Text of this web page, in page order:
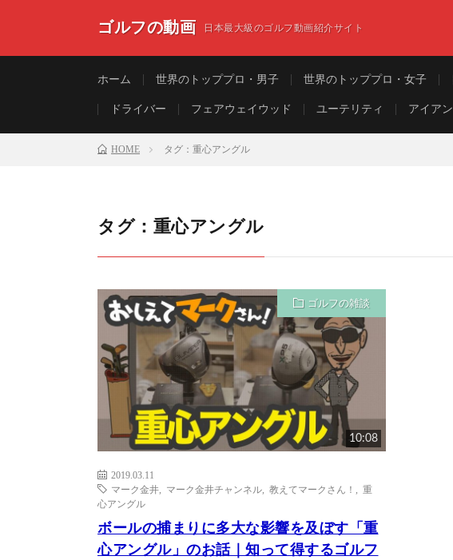
ゴルフの動画 日本最大級のゴルフ動画紹介サイト
ホーム 世界のトッププロ・男子 世界のトッププロ・女子
ドライバー フェアウェイウッド ユーテリティ アイアン
HOME タグ：重心アングル
タグ：重心アングル
ゴルフの雑談
10:08
2019.03.11
マーク金井
マーク金井チャンネル 教えてマークさん！
重
心アングル
ボールの捕まりに多大な影響を及ぼす「重
心アングル」のお話｜知って得するゴルフ